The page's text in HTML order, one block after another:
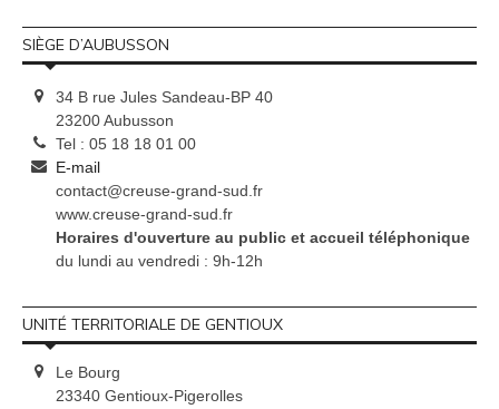
SIÈGE D’AUBUSSON
34 B rue Jules Sandeau-BP 40
23200 Aubusson
Tel : 05 18 18 01 00
E-mail
contact@creuse-grand-sud.fr
www.creuse-grand-sud.fr
Horaires d'ouverture au public et accueil téléphonique
du lundi au vendredi : 9h-12h
UNITÉ TERRITORIALE DE GENTIOUX
Le Bourg
23340 Gentioux-Pigerolles